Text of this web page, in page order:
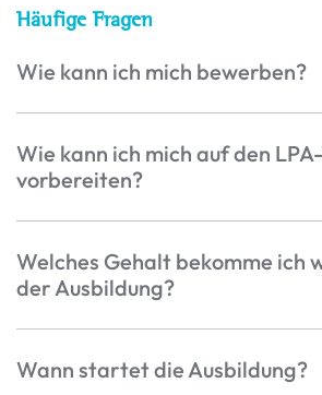
Häufige Fragen
Wie kann ich mich bewerben?
Wie kann ich mich auf den
vorbereiten?
Welches Gehalt bekomme ich
der Ausbildung?
Wann startet die Ausbildung?